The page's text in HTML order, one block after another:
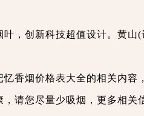
，创新科技超值设计。黄山
香烟价格表大全的相关内容
请您尽量少吸烟，更多相关